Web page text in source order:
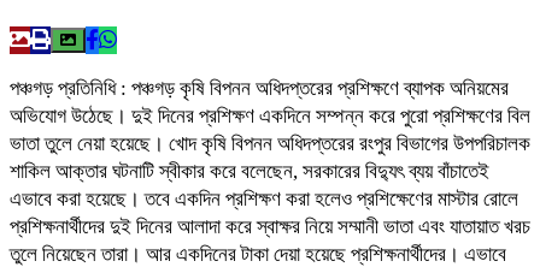
পঞ্চগড় প্রতিনিধি : পঞ্চগড় কৃষি বিপনন অধিদপ্তরের প্রশিক্ষণে ব্যাপক অনিয়মের
অভিযোগ উঠেছে। দুই দিনের প্রশিক্ষণ একদিনে সম্পন্ন করে পুরো প্রশিক্ষণের বিল
ভাতা তুলে নেয়া হয়েছে। খোদ কৃষি বিপনন অধিদপ্তরের রংপুর বিভাগের উপপরিচালক
শাকিল আক্তার ঘটনাটি স্বীকার করে বলেছেন, সরকারের বিদ্যুৎ ব্যয় বাঁচাতেই
এভাবে করা হয়েছে। তবে একদিন প্রশিক্ষণ করা হলেও প্রশিক্ষেণের মাস্টার রোলে
প্রশিক্ষনার্থীদের দুই দিনের আলাদা করে স্বাক্ষর নিয়ে সম্মানী ভাতা এবং যাতায়াত খরচ
তুলে নিয়েছেন তারা। আর একদিনের টাকা দেয়া হয়েছে প্রশিক্ষনার্থীদের। এভাবে